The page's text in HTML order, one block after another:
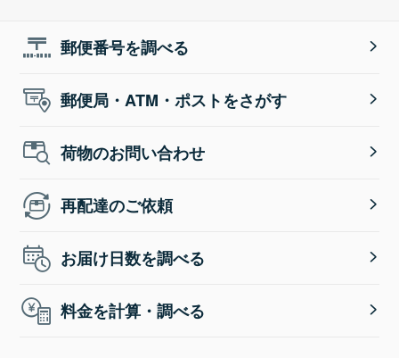
郵便番号を調べる
郵便局・ATM・ポストをさがす
荷物のお問い合わせ
再配達のご依頼
お届け日数を調べる
料金を計算・調べる